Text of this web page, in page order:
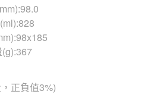
正負值3%)